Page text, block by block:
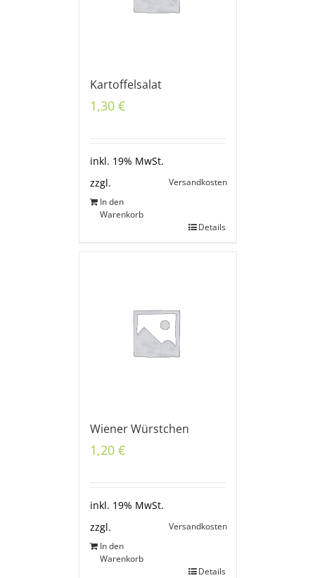
Kartoffelsalat
1,30 €
inkl. 19% MwSt.
zzgl.
Versandkosten
In den
Warenkorb
Details
Wiener Würstchen
1,20 €
inkl. 19% MwSt.
zzgl.
Versandkosten
In den
Warenkorb
Details